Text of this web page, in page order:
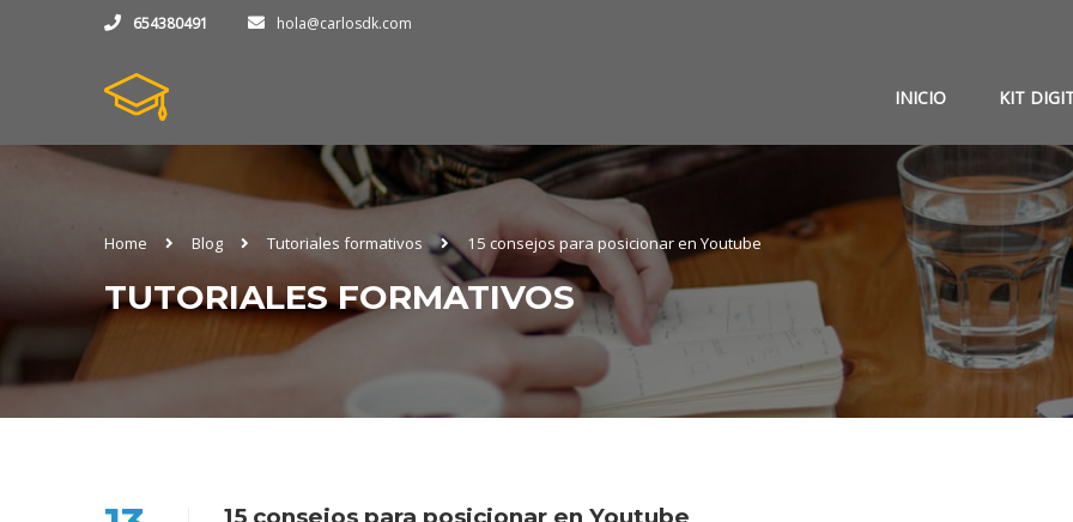
654380491 hola@carlosdk.com
INICIO KIT
Home Blog Tutoriales formativos 15 consejos para posicionar en Youtube
TUTORIALES FORMATIVOS